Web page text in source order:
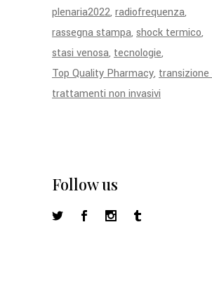
plenaria2022 radiofrequenza
rassegna stampa shock termico
stasi venosa tecnologie
Top Quality Pharmacy
trattamenti non invasivi
Follow us